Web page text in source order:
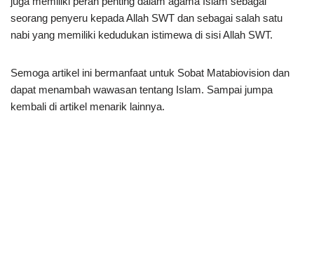
seorang penyeru kepada Allah SWT dan sebagai salah satu
nabi yang memiliki kedudukan istimewa di sisi Allah SWT.
Semoga artikel ini bermanfaat untuk Sobat Matabiovision dan
dapat menambah wawasan tentang Islam. Sampai jumpa
kembali di artikel menarik lainnya.